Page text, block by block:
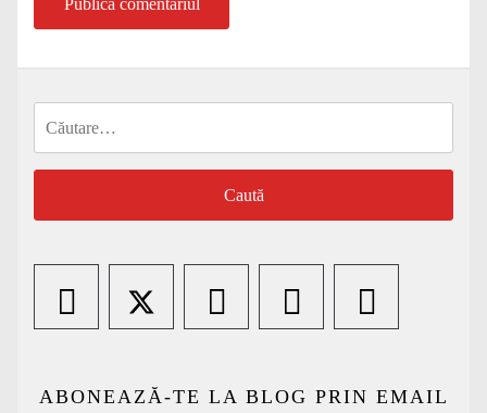
ABONEAZĂ-TE LA BLOG PRIN EMAIL